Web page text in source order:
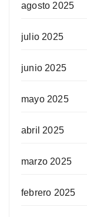
agosto 2025
julio 2025
junio 2025
mayo 2025
abril 2025
marzo 2025
febrero 2025